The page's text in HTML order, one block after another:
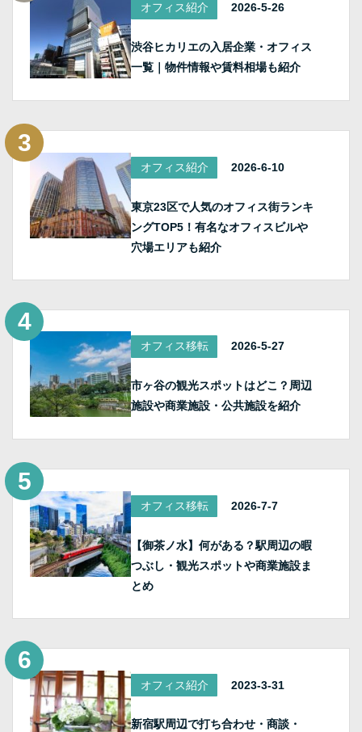
オフィス紹介 2026-5-26
渋谷ヒカリエの入居企業・オフィス
一覧｜物件情報や賃料相場も紹介
オフィス紹介 2026-6-10
東京23区で人気のオフィス街ランキ
ングTOP5！有名なオフィスビルや
穴場エリアも紹介
オフィス移転 2026-5-27
市ヶ谷の観光スポットはどこ？周辺
施設や商業施設・公共施設を紹介
オフィス移転 2026-7-7
【御茶ノ水】何がある？駅周辺の暇
つぶし・観光スポットや商業施設ま
とめ
オフィス紹介 2023-3-31
新宿駅周辺で打ち合わせ・商談・